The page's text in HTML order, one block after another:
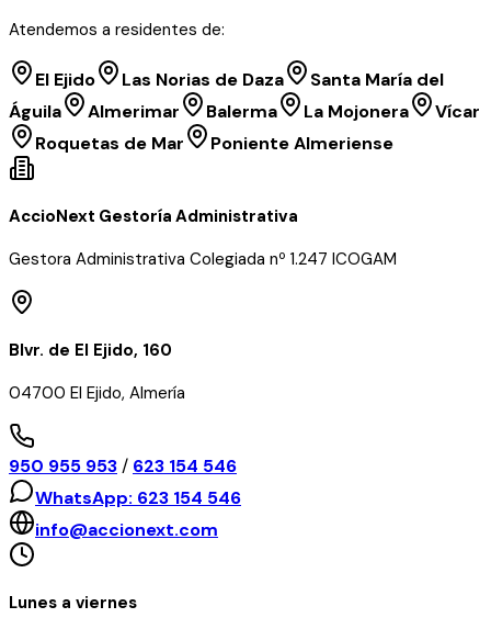
Atendemos a residentes de:
El Ejido Las Norias de Daza
Santa María del
Águila
Almerimar Balerma La Mojonera
Vícar
Roquetas de Mar
Poniente Almeriense
AccioNext Gestoría Administrativa
Gestora Administrativa Colegiada nº 1.247 ICOGAM
Blvr. de El Ejido, 160
04700 El Ejido, Almería
950 955 953/ 623 154 546
WhatsApp: 623 154 546
info@accionext.com
Lunes a viernes